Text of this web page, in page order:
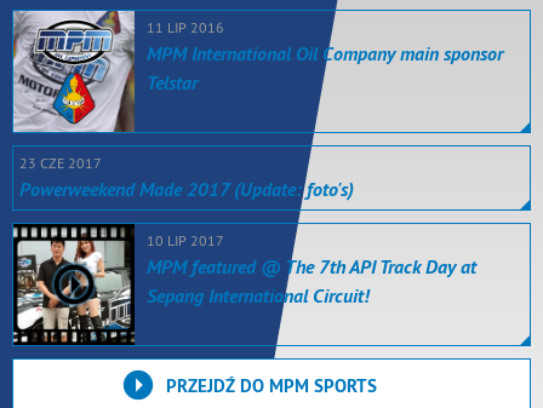
11 LIP 2016
MPM International Oil Company main sponsor
Telstar
23 CZE 2017
Powerweekend Made 2017 (Update: foto's)
10 LIP 2017
MPM featured @ The 7th API Track Day at
Sepang International Circuit!
PRZEJDŹ DO MPM SPORTS